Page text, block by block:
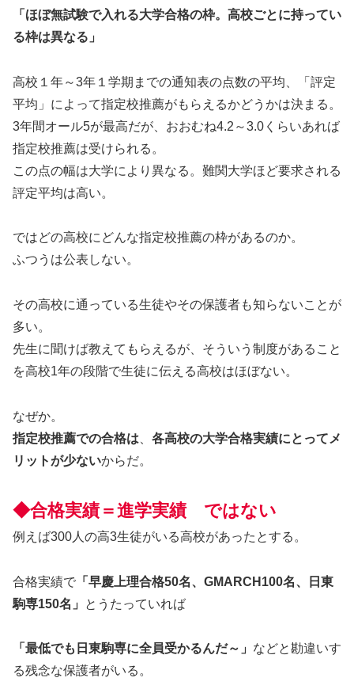
「ほぼ無試験で入れる大学合格の枠。高校ごとに持ってい
る枠は異なる」
高校１年～3年１学期までの通知表の点数の平均、「評定
平均」によって指定校推薦がもらえるかどうかは決まる。
3年間オール5が最高だが、おおむね4.2～3.0くらいあれば
指定校推薦は受けられる。
この点の幅は大学により異なる。難関大学ほど要求される
評定平均は高い。
ではどの高校にどんな指定校推薦の枠があるのか。
ふつうは公表しない。
その高校に通っている生徒やその保護者も知らないことが
多い。
先生に聞けば教えてもらえるが、そういう制度があること
を高校1年の段階で生徒に伝える高校はほぼない。
なぜか。
指定校推薦での合格は
各高校の大学合格実績にとってメ
リットが少ないからだ。
◆合格実績＝進学実績 ではない
例えば300人の高3生徒がいる高校があったとする。
合格実績で 「早慶上理合格50名、GMARCH100名、日東
駒専150名」
とうたっていれば
「最低でも日東駒専に全員受かるんだ～」 などと勘違いす
る残念な保護者がいる。